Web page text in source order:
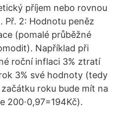
příjem nebo rovnou
Př. 2: Hodnotu peněz
(pomalé průběžné
Například při
roční inflaci 3% ztratí
3% své hodnoty (tedy
roku bude mít na
200⋅0,97=194Kč).